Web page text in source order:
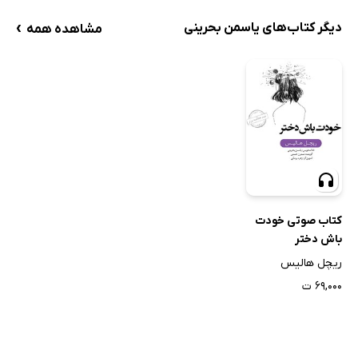
دیگر کتاب‌های یاسمن بحرینی مشاهده همه ›
کتاب صوتی خودت
باش دختر
ریچل هالیس
۶۹,۰۰۰ ت